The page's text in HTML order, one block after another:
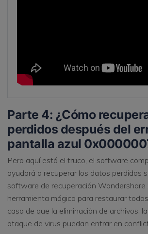
Parte 4: ¿Cómo
perdidos después del
pantalla azul
Pero aquí está el truco, el software
ayudará a recuperar los datos perdidos
software de recuperación Wondershare
herramienta mágica para restaurar
caso de que la eliminación de archivos,
ataque de virus puedan entrar en